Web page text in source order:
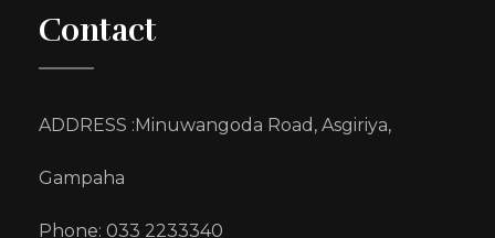
Contact
ADDRESS :Minuwangoda Road, Asgiriya,
Gampaha
Phone: 033 2233340